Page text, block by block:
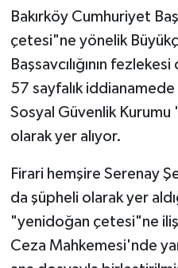
Bakırköy Cumhuriyet
çetesi"ne yönelik
Başsavcılığının
57 sayfalık
Sosyal Güvenlik
olarak yer alıyor.
Firari hemşire Serenay
da şüpheli olarak yer
"yenidoğan çetesi"ne
Ceza Mahkemesi'nde